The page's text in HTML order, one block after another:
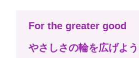
For the greater good
やさしさの輪を広げよう